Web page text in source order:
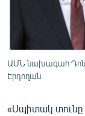
ՏՏ ԵՒ ԻՆՏԵՐՆԵՏ
ԿՈՐՈՆԱՎԻՐՈՒՍ
ԱՐԽԻՎ
ՏԵՍԱՆՅՈՒԹԵՐ
ԲԱՆԱՎԵՃ
ԱՄՆ նախագահ
Էրդողան
«Սպիտակ տունը